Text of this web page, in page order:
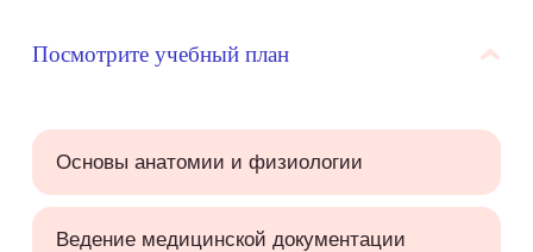
Посмотрите учебный план
Основы анатомии и физиологии
Ведение медицинской документации